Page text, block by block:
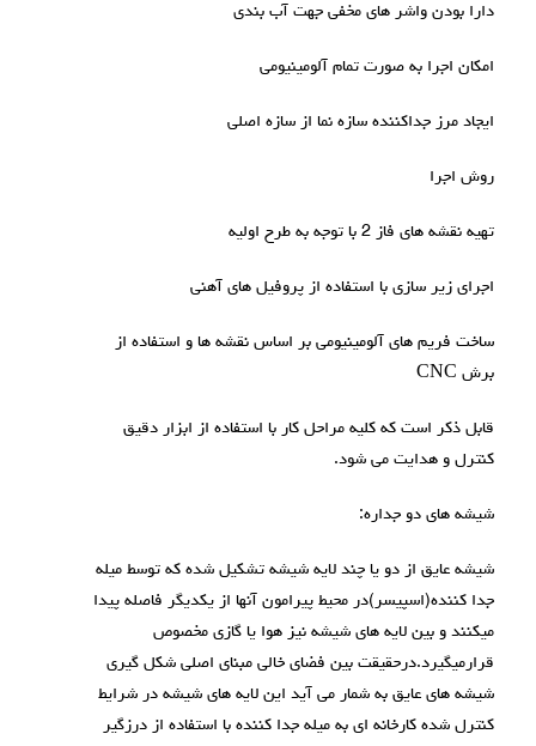
دارا بودن واشر های مخفی جهت آب بندی
امکان اجرا به صورت تمام آلومینیومی
ایجاد مرز جداکننده سازه نما از سازه اصلی
روش اجرا
تهیه نقشه های فاز 2 با توجه به طرح اولیه
اجرای زير سازی با استفاده از پروفیل های آهنی
ساخت فريم های آلومينيومی بر اساس نقشه ها و استفاده از
برش CNC
قابل ذکر است که کلیه مراحل کار با استفاده از ابزار دقیق
کنترل و هدایت می شود.
شيشه های دو جداره:
شیشه عایق از دو یا چند لایه شیشه تشکیل شده که توسط میله
جدا کننده(اسپيسر)در محیط پیرامون آنها از یکدیگر فاصله پیدا
میکنند و بین لایه های شیشه نیز هوا یا گازی مخصوص
قرارمیگیرد.درحقیقت بین فضای خالی مبنای اصلی شکل گیری
شیشه های عایق به شمار می آید این لایه های شیشه در شرایط
کنترل شده کارخانه ای به میله جدا کننده با استفاده از درزگیر